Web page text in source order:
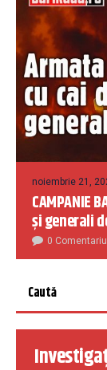
noiembrie 21,
CAMPANIE
și generali
0 Comentariu